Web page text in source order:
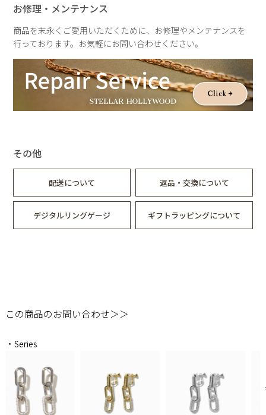
お修理・メンテナンス
商品を末永くご愛用いただくために、お修理やメンテナンスを
行っております。お気軽にお問い合わせください。
その他
配送について 返品・交換について
デジタルリングゲージ ギフトラッピングについて
この商品のお問い合わせ＞＞
・Series